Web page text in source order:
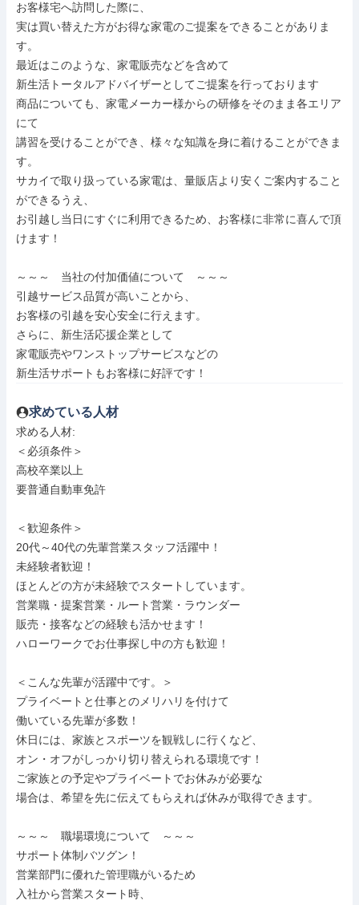
お客様宅へ訪問した際に、
実は買い替えた方がお得な家電のご提案をできることがありま
す。
最近はこのような、家電販売などを含めて
新生活トータルアドバイザーとしてご提案を行っております
商品についても、家電メーカー様からの研修をそのまま各エリア
にて
講習を受けることができ、様々な知識を身に着けることができま
す。
サカイで取り扱っている家電は、量販店より安くご案内すること
ができるうえ、
お引越し当日にすぐに利用できるため、お客様に非常に喜んで頂
けます！
～～～　当社の付加価値について　～～～
引越サービス品質が高いことから、
お客様の引越を安心安全に行えます。
さらに、新生活応援企業として
家電販売やワンストップサービスなどの
新生活サポートもお客様に好評です！
求めている人材
求める人材:
＜必須条件＞
高校卒業以上
要普通自動車免許
＜歓迎条件＞
20代～40代の先輩営業スタッフ活躍中！
未経験者歓迎！
ほとんどの方が未経験でスタートしています。
営業職・提案営業・ルート営業・ラウンダー
販売・接客などの経験も活かせます！
ハローワークでお仕事探し中の方も歓迎！
＜こんな先輩が活躍中です。＞
プライベートと仕事とのメリハリを付けて
働いている先輩が多数！
休日には、家族とスポーツを観戦しに行くなど、
オン・オフがしっかり切り替えられる環境です！
ご家族との予定やプライベートでお休みが必要な
場合は、希望を先に伝えてもらえれば休みが取得できます。
～～～　職場環境について　～～～
サポート体制バツグン！
営業部門に優れた管理職がいるため
入社から営業スタート時、